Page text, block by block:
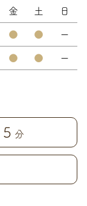
金 土 日
● ● ー
● ● ー
5 分